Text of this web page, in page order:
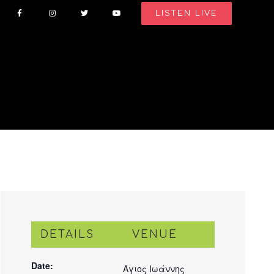
LISTEN LIVE
DETAILS
Date:
VENUE
Άγιος Ιωάννης